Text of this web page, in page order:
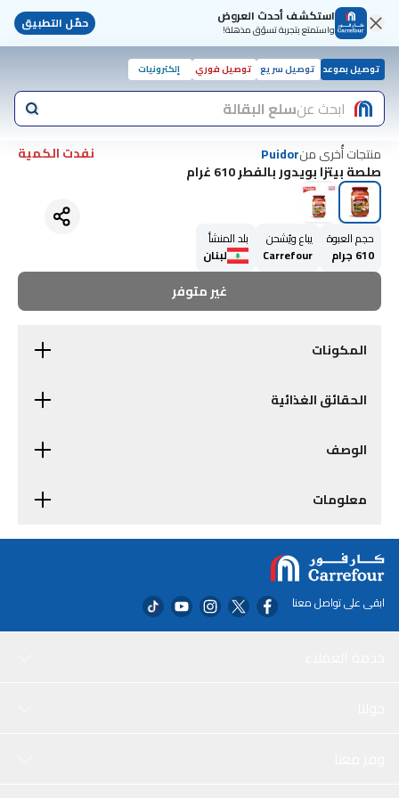
استكشف أحدث العروض
واستمتع بتجربة تسوّق مذهلة! حمّل التطبيق
توصيل بموعد توصيل سريع توصيل فوري إلكترونيات
ابحث عنسلع البقالة
منتجات أُخرى منPuidor
نفدت الكمية
صلصة بيتزا بويدور بالفطر 610 غرام
حجم العبوة
610 جرام
يباع ويُشحن
Carrefour
بلد المنشأ
لبنان
غير متوفر
المكونات
الحقائق الغذائية
الوصف
معلومات
ابقى على تواصل معنا